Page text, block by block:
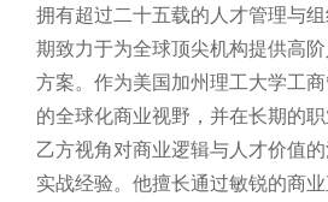
拥有超过二十五载的人才管理与
期致力于为全球顶尖机构提供高
方案。作为美国加州理工大学工
的全球化商业视野，并在长期的
乙方视角对商业逻辑与人才价值
实战经验。他擅长通过敏锐的商